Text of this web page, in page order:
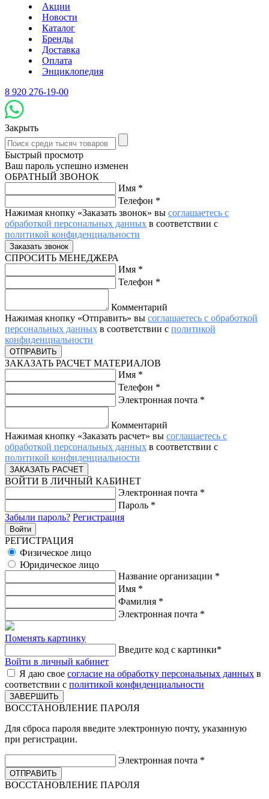
Акции
Новости
Каталог
Бренды
Доставка
Оплата
Энциклопедия
8 920 276-19-00
Закрыть
Быстрый просмотр
Ваш пароль успешно изменен
ОБРАТНЫЙ ЗВОНОК
Имя *
Телефон *
Нажимая кнопку «Заказать звонок» вы соглашаетесь с
обработкой персональных данных в соответствии с
политикой конфиденциальности
СПРОСИТЬ МЕНЕДЖЕРА
Имя *
Телефон *
Комментарий
Нажимая кнопку «Отправить» вы соглашаетесь с обработкой
персональных данных в соответствии с политикой
конфиденциальности
ЗАКАЗАТЬ РАСЧЕТ МАТЕРИАЛОВ
Имя *
Телефон *
Электронная почта *
Комментарий
Нажимая кнопку «Заказать расчет» вы соглашаетесь с
обработкой персональных данных в соответствии с
политикой конфиденциальности
ВОЙТИ В ЛИЧНЫЙ КАБИНЕТ
Электронная почта *
Пароль *
Забыли пароль? Регистрация
РЕГИСТРАЦИЯ
Физическое лицо
Юридическое лицо
Название организации *
Имя *
Фамилия *
Электронная почта *
Поменять картинку
Введите код с картинки*
Войти в личный кабинет
Я даю свое согласие на обработку персональных данных в
соответствии с политикой конфиденциальности
ВОССТАНОВЛЕНИЕ ПАРОЛЯ
Для сброса пароля введите электронную почту, указанную
при регистрации.
Электронная почта *
ВОССТАНОВЛЕНИЕ ПАРОЛЯ